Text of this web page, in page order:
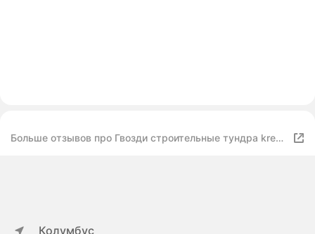
Больше отзывов про Гвозди строительные тундра krep,
Колумбус